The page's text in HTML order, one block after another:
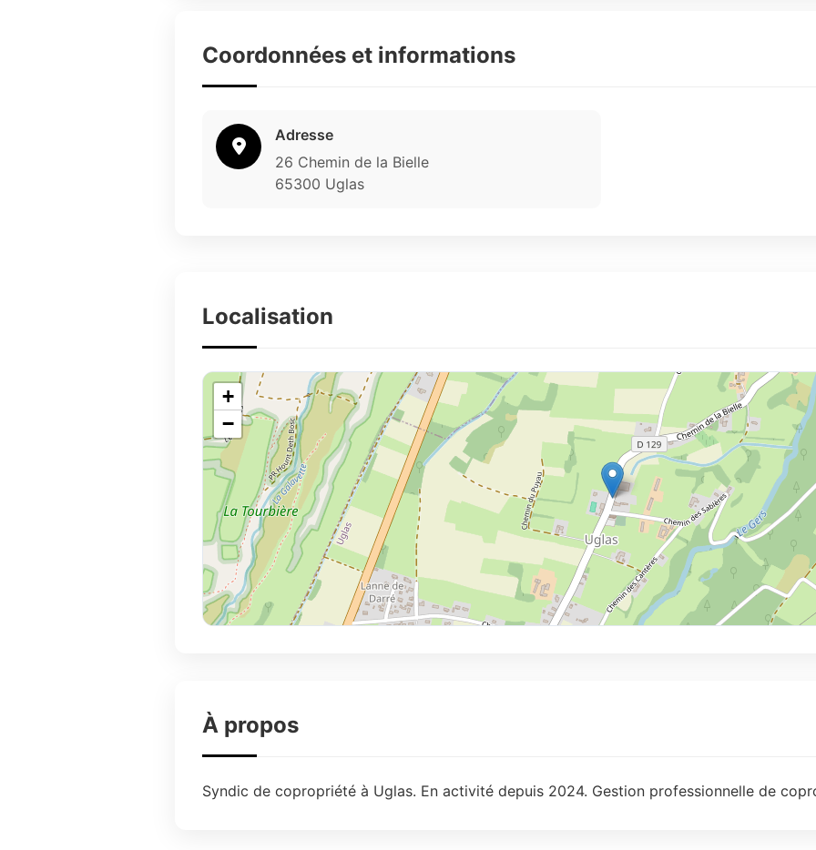
Coordonnées et informations
Adresse
26 Chemin de la Bielle
65300 Uglas
Localisation
+
−
À propos
Syndic de copropriété à Uglas. En activité depuis 2024. Gestion professionnelle de